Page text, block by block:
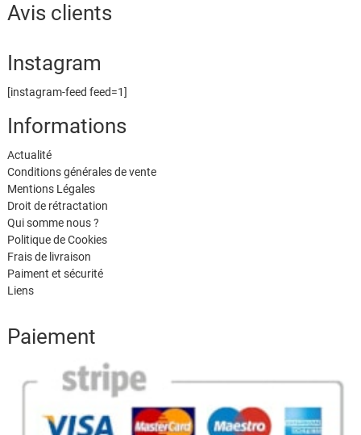
Avis clients
Instagram
[instagram-feed feed=1]
Informations
Actualité
Conditions générales de vente
Mentions Légales
Droit de rétractation
Qui somme nous ?
Politique de Cookies
Frais de livraison
Paiment et sécurité
Liens
Paiement